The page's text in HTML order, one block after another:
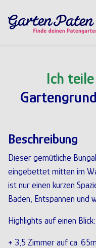
Ich teile
Beschreibung
Dieser gemütliche
eingebettet mitten im
ist nur einen kurzen
Baden, Entspannen und
Highlights auf einen Blick:
+ 3,5 Zimmer auf ca.